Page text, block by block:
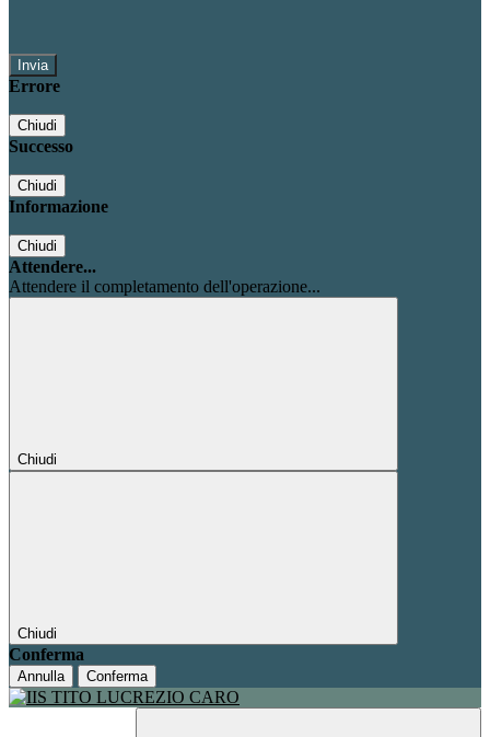
Errore
Chiudi
Successo
Chiudi
Informazione
Chiudi
Attendere...
Attendere il completamento dell'operazione...
Chiudi
Chiudi
Conferma
Annulla Conferma